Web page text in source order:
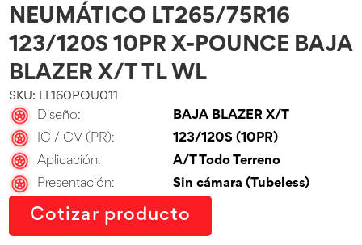
NEUMÁTICO LT265/75R16
123/120S 10PR X-POUNCE BAJA
BLAZER X/T TL WL
SKU: LL160POU011
Diseño:
BAJA BLAZER X/T
IC / CV (PR):
123/120S (10PR)
Aplicación:
A/T Todo Terreno
Presentación:
Sin cámara (Tubeless)
Cotizar producto